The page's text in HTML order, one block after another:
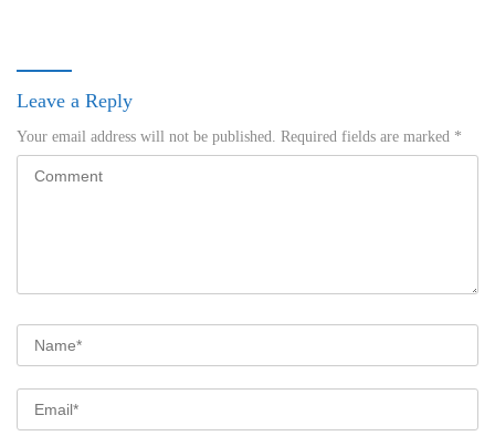
Leave a Reply
Your email address will not be published. Required fields are marked *